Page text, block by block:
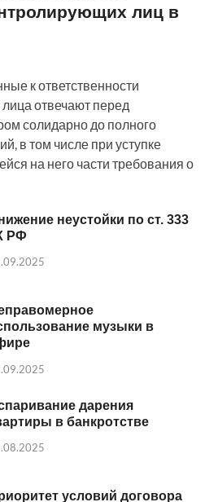
лиц в
к ответственности
отвечают перед
солидарно до полного
в том числе при уступке
на него части требования о
неустойки по ст. 333
РФ
музыки в
дарения
в банкротстве
условий договора